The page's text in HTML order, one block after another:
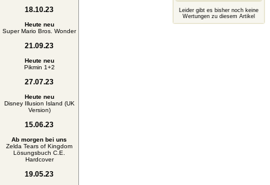
18.10.23
Heute neu
Super Mario Bros. Wonder
21.09.23
Heute neu
Pikmin 1+2
27.07.23
Heute neu
Disney Illusion Island (UK
Version)
15.06.23
Ab morgen bei uns
Zelda Tears of Kingdom
Lösungsbuch C.E.
Hardcover
19.05.23
Leider gibt es bisher noch keine
Wertungen zu diesem Artikel